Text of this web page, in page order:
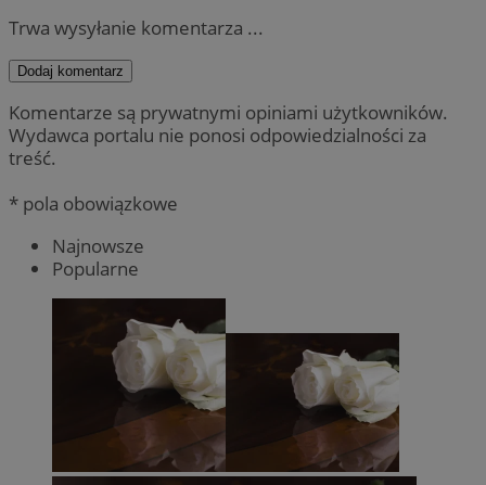
Trwa wysyłanie komentarza ...
Dodaj komentarz
Komentarze są prywatnymi opiniami użytkowników.
Wydawca portalu nie ponosi odpowiedzialności za
treść.
* pola obowiązkowe
Najnowsze
Popularne